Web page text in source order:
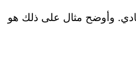
وأوضح مثال على ذلك هو